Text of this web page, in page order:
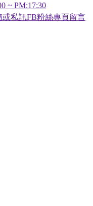
~ PM:17:30
私訊FB粉絲專頁留言